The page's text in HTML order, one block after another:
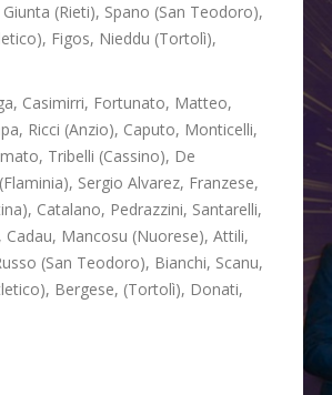
(Rieti), Spano (San Teodoro),
Figos, Nieddu (Tortolì),
Casimirri, Fortunato, Matteo,
Ricci (Anzio), Caputo, Monticelli,
Tribelli (Cassino), De
Sergio Alvarez, Franzese,
Catalano, Pedrazzini, Santarelli,
Mancosu (Nuorese), Attili,
(San Teodoro), Bianchi, Scanu,
Bergese, (Tortolì), Donati,